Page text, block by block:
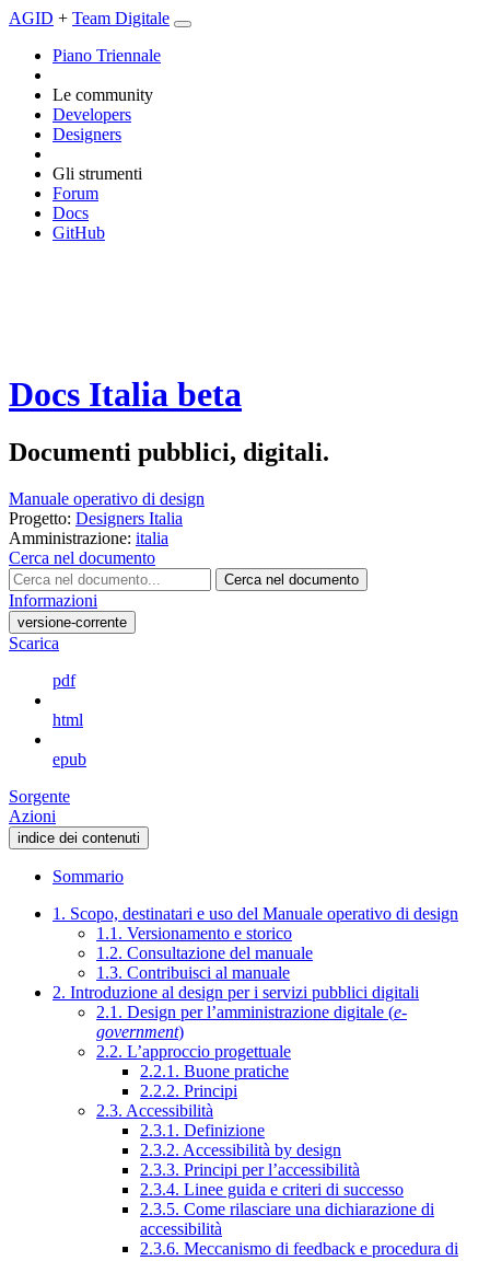
AGID + Team Digitale
Piano Triennale
Le community
Developers
Designers
Gli strumenti
Forum
Docs
GitHub
Docs Italia beta
Documenti pubblici, digitali.
Manuale operativo di design
Progetto: Designers Italia
Amministrazione: italia
Cerca nel documento
Cerca nel documento
Informazioni
versione-corrente
Scarica
pdf
html
epub
Sorgente
Azioni
indice dei contenuti
Sommario
1. Scopo, destinatari e uso del Manuale operativo di design
1.1. Versionamento e storico
1.2. Consultazione del manuale
1.3. Contribuisci al manuale
2. Introduzione al design per i servizi pubblici digitali
2.1. Design per l’amministrazione digitale (e-
government)
2.2. L’approccio progettuale
2.2.1. Buone pratiche
2.2.2. Principi
2.3. Accessibilità
2.3.1. Definizione
2.3.2. Accessibilità by design
2.3.3. Principi per l’accessibilità
2.3.4. Linee guida e criteri di successo
2.3.5. Come rilasciare una dichiarazione di
accessibilità
2.3.6. Meccanismo di feedback e procedura di